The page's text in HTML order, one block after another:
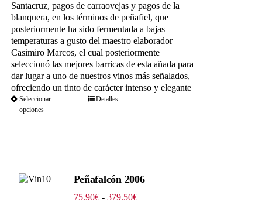
Santacruz, pagos de carraovejas y pagos de la
blanquera, en los términos de peñafiel, que
posteriormente ha sido fermentada a bajas
temperaturas a gusto del maestro elaborador
Casimiro Marcos, el cual posteriormente
seleccionó las mejores barricas de esta añada para
dar lugar a uno de nuestros vinos más señalados,
ofreciendo un tinto de carácter intenso y elegante
Seleccionar
opciones
Detalles
Peñafalcón 2006
75.90€ - 379.50€Rango